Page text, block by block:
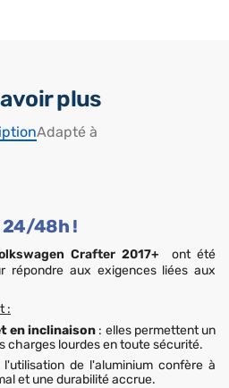
plus
Adapté à
24/48h !
Crafter 2017+
ont été
répondre aux exigences liées aux
:
en inclinaison : elles permettent un
charges lourdes en toute sécurité.
l'utilisation de l'aluminium confère à
et une durabilité accrue.